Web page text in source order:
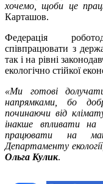
хочемо, щоби це
Карташов.
Федерація
співпрацювати з
так і на рівні
екологічно стійкої
«Ми готові
напрямками, бо
починаючи від
інакше впливати
працювати на
Департаменту
Ольга Кулик.